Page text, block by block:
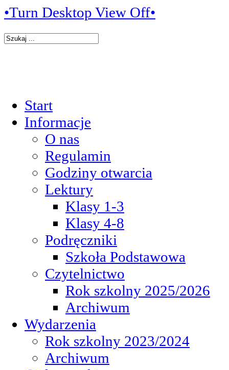
•Turn Desktop View Off•
Start
Informacje
O nas
Regulamin
Godziny otwarcia
Lektury
Klasy 1-3
Klasy 4-8
Podręczniki
Szkoła Podstawowa
Czytelnictwo
Rok szkolny 2025/2026
Archiwum
Wydarzenia
Rok szkolny 2023/2024
Archiwum